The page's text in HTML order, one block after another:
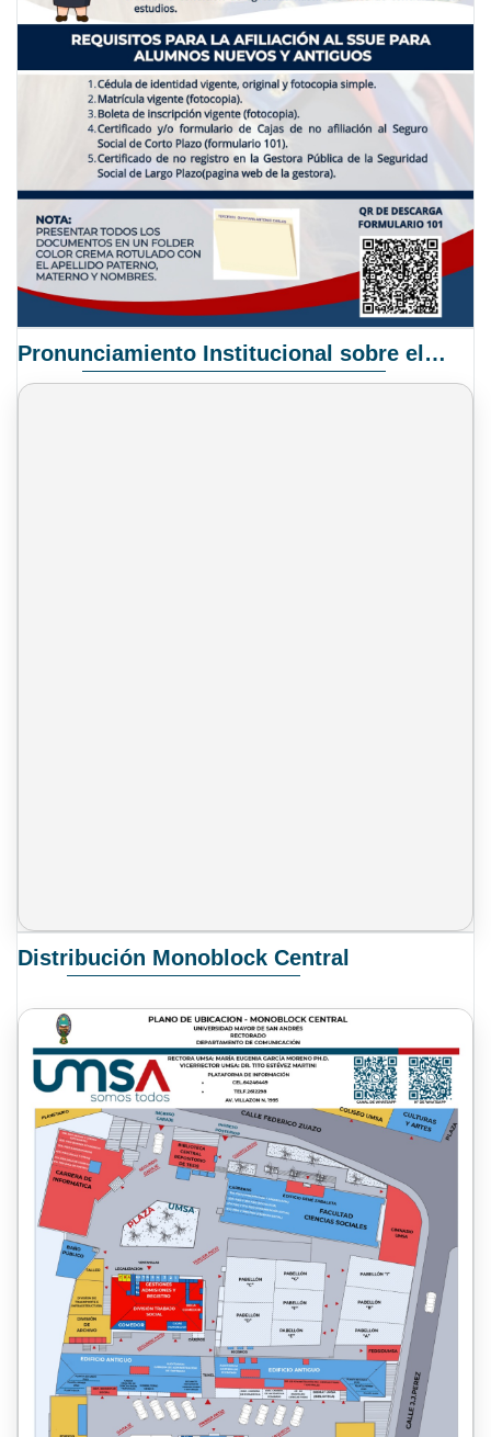
Pronunciamiento Institucional sobre el Proyecto de Ley N° 068/2025-2026 C.S.
Distribución Monoblock Central